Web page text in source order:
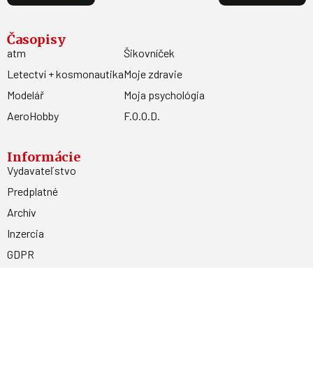
Časopisy
atm
Letectví + kosmonautika
Modelář
AeroHobby
Šikovníček
Moje zdravie
Moja psychológia
F.O.O.D.
Informácie
Vydavateľstvo
Predplatné
Archív
Inzercia
GDPR